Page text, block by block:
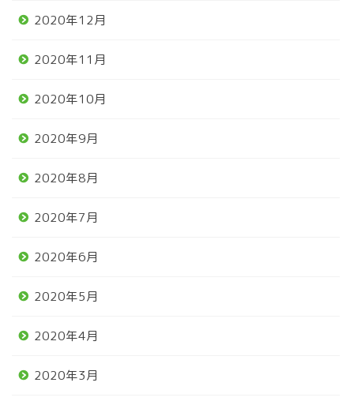
2020年12月
2020年11月
2020年10月
2020年9月
2020年8月
2020年7月
2020年6月
2020年5月
2020年4月
2020年3月